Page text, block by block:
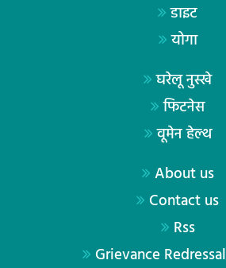
डाइट
योगा
घरेलू नुस्खे
फिटनेस
वूमेन हेल्थ
About us
Contact us
Rss
Grievance